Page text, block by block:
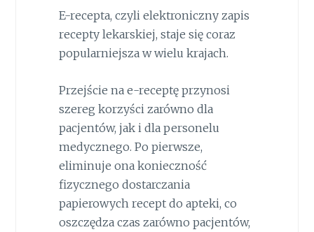
E-recepta, czyli elektroniczny zapis
recepty lekarskiej, staje się coraz
popularniejsza w wielu krajach.
Przejście na e-receptę przynosi
szereg korzyści zarówno dla
pacjentów, jak i dla personelu
medycznego. Po pierwsze,
eliminuje ona konieczność
fizycznego dostarczania
papierowych recept do apteki, co
oszczędza czas zarówno pacjentów,